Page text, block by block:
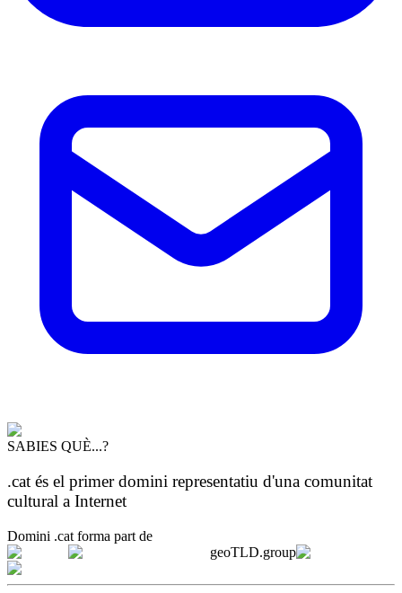
SABIES QUÈ...?
.cat és el primer domini representatiu d'una comunitat
cultural a Internet
Domini .cat forma part de
geoTLD.group